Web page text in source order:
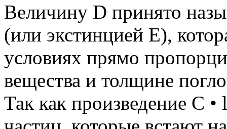
Величину D принято
(или экстинцией Е),
условиях прямо
вещества и толщине
Так как произведение С •